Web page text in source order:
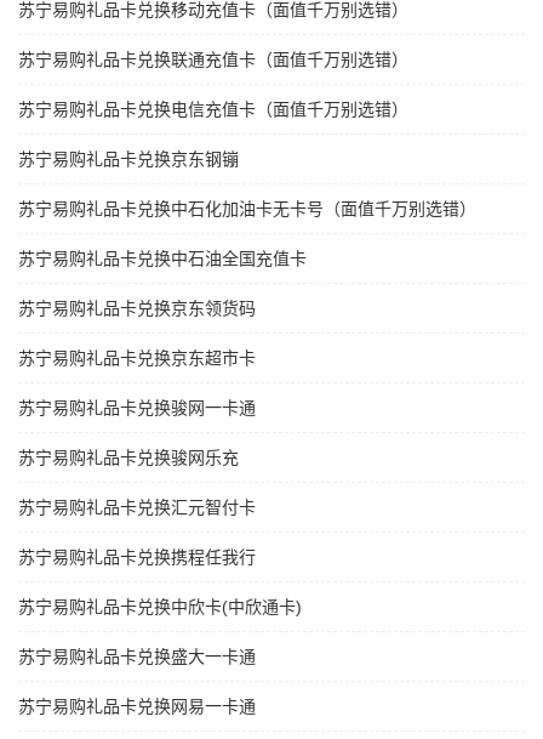
苏宁易购礼品卡兑换移动充值卡（面值千万别选错）
苏宁易购礼品卡兑换联通充值卡（面值千万别选错）
苏宁易购礼品卡兑换电信充值卡（面值千万别选错）
苏宁易购礼品卡兑换京东钢镚
苏宁易购礼品卡兑换中石化加油卡无卡号（面值千万别选错）
苏宁易购礼品卡兑换中石油全国充值卡
苏宁易购礼品卡兑换京东领货码
苏宁易购礼品卡兑换京东超市卡
苏宁易购礼品卡兑换骏网一卡通
苏宁易购礼品卡兑换骏网乐充
苏宁易购礼品卡兑换汇元智付卡
苏宁易购礼品卡兑换携程任我行
苏宁易购礼品卡兑换中欣卡(中欣通卡)
苏宁易购礼品卡兑换盛大一卡通
苏宁易购礼品卡兑换网易一卡通